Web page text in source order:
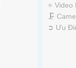
⭐
🗜️
️➲ Ưu